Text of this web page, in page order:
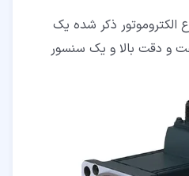
الکتروموتور ذکر شده یک
و دقت بالا و یک سنسور